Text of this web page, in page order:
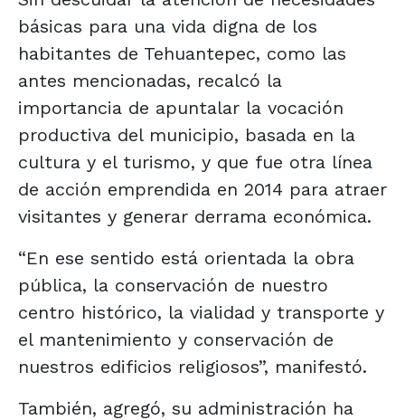
básicas para una vida digna de los
habitantes de Tehuantepec, como las
antes mencionadas, recalcó la
importancia de apuntalar la vocación
productiva del municipio, basada en la
cultura y el turismo, y que fue otra línea
de acción emprendida en 2014 para atraer
visitantes y generar derrama económica.
“En ese sentido está orientada la obra
pública, la conservación de nuestro
centro histórico, la vialidad y transporte y
el mantenimiento y conservación de
nuestros edificios religiosos”, manifestó.
También, agregó, su administración ha